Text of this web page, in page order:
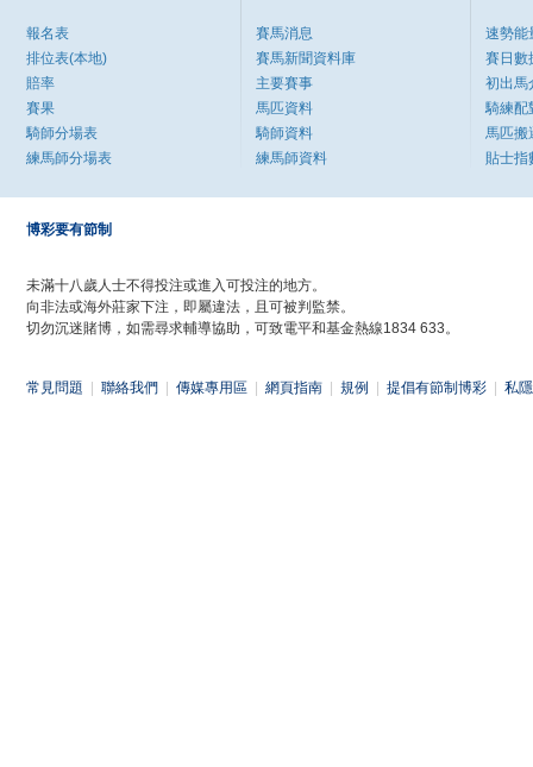
報名表
排位表(本地)
賠率
賽果
騎師分場表
練馬師分場表
賽馬消息
賽馬新聞資料庫
主要賽事
馬匹資料
騎師資料
練馬師資料
速勢能
賽日數
初出馬
騎練配
馬匹搬
貼士指
博彩要有節制
未滿十八歲人士不得投注或進入可投注的地方。
向非法或海外莊家下注，即屬違法，且可被判監禁。
切勿沉迷賭博，如需尋求輔導協助，可致電平和基金熱線1834 633。
常見問題 聯絡我們 傳媒專用區 網頁指南 規例 提倡有節制博彩 私